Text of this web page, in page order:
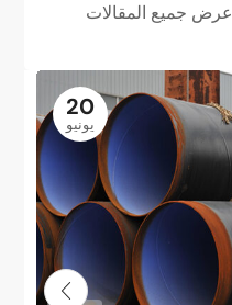
عرض جميع المقالات
20
يونيو